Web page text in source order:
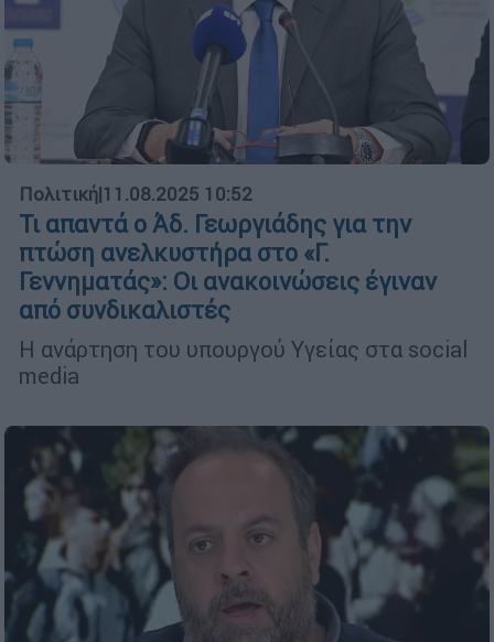
Πολιτική|11.08.2025 10:52
Τι απαντά ο Άδ. Γεωργιάδης για την
πτώση ανελκυστήρα στο «Γ.
Γεννηματάς»: Οι ανακοινώσεις έγιναν
από συνδικαλιστές
Η ανάρτηση του υπουργού Υγείας στα social
media